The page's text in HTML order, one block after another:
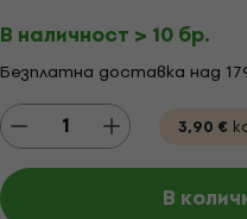
В наличност > 10 бр.
Безплатна доставка над
3,90 €
В